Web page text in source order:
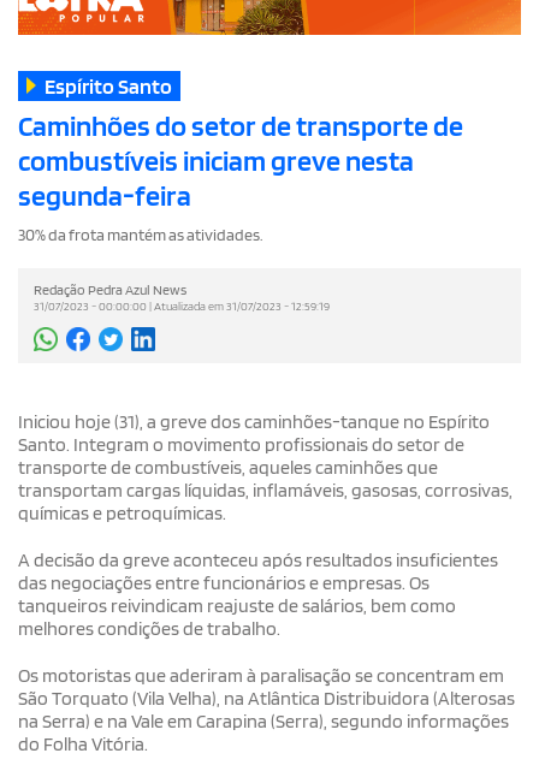
Espírito Santo
Caminhões do setor de transporte de
combustíveis iniciam greve nesta
segunda-feira
30% da frota mantém as atividades.
Redação Pedra Azul News
31/07/2023 - 00:00:00 | Atualizada em 31/07/2023 - 12:59:19
Iniciou hoje (31), a greve dos caminhões-tanque no Espírito
Santo. Integram o movimento profissionais do setor de
transporte de combustíveis, aqueles caminhões que
transportam cargas líquidas, inflamáveis, gasosas, corrosivas,
químicas e petroquímicas.
A decisão da greve aconteceu após resultados insuficientes
das negociações entre funcionários e empresas. Os
tanqueiros reivindicam reajuste de salários, bem como
melhores condições de trabalho.
Os motoristas que aderiram à paralisação se concentram em
São Torquato (Vila Velha), na Atlântica Distribuidora (Alterosas
na Serra) e na Vale em Carapina (Serra), segundo informações
do Folha Vitória.